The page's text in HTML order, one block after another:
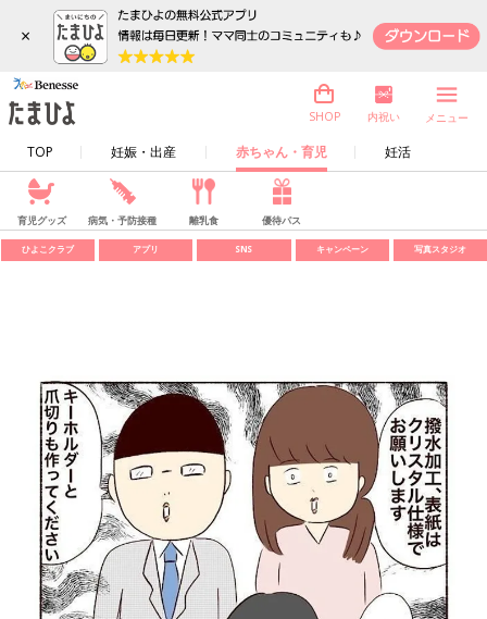
×
TOP 妊娠・出産 赤ちゃん・育児 妊活
SHOP 内祝い メニュー
育児グッズ 病気・予防接種 離乳食 優待パス
ひよこクラブ アプリ SNS キャンペーン 写真スタジオ